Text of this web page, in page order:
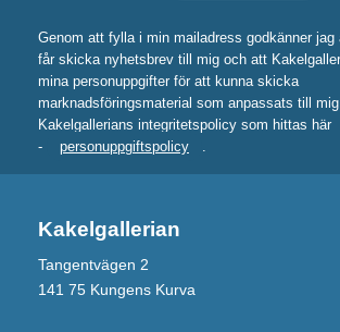
Genom att fylla i min mailadress godkänner jag
får skicka nyhetsbrev till mig och att
mina personuppgifter för att kunna skicka
marknadsföringsmaterial som anpassats till
Kakelgallerians integritetspolicy som hittas här
-
personuppgiftspolicy .
Kakelgallerian
Tangentvägen 2
141 75 Kungens Kurva